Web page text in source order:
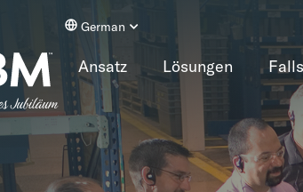
German
Spanish
Ansatz Lösungen